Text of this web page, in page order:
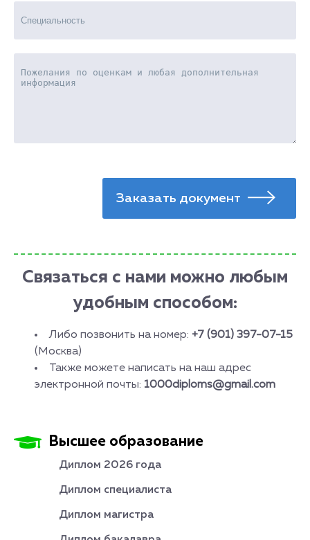
Связаться с нами можно любым
удобным способом:
Либо позвонить на номер: +7 (901) 397-07-15
(Москва)
Также можете написать на наш адрес
электронной почты: 1000diploms@gmail.com
Высшее образование
Диплом 2026 года
Диплом специалиста
Диплом магистра